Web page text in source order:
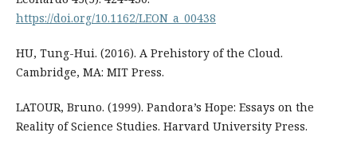
https://doi.org/10.1162/LEON_a_00438
HU, Tung-Hui. (2016). A Prehistory of the Cloud.
Cambridge, MA: MIT Press.
LATOUR, Bruno. (1999). Pandora’s Hope: Essays on the
Reality of Science Studies. Harvard University Press.